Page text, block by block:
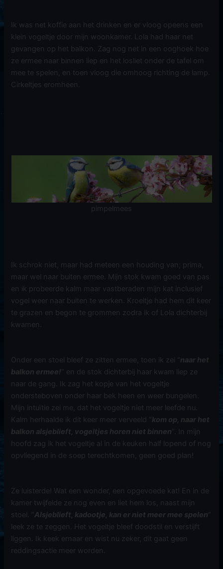
Ik was net koffie aan het drinken en er vloog opeens een
klein vogeltje door mijn woonkamer. Lola had haar net
gevangen op het balkon. Zag nog net in een ooghoek hoe
ze ermee naar binnen liep en het losliet onder de tafel om
mee te spelen, en toen vloog die omhoog richting de lamp.
Cirkeltjes eromheen.
pimpelmees
Ik schrok niet, maar had meteen een houding van; prima,
maar wel naar buiten ermee. Mijn stok kwam goed van pas
en ik probeerde kalm maar vastberaden mijn kat inclusief
vogel weer naar buiten te werken. Kroeltje had hem dit keer
te grazen en begon te grommen zodra ik of Lola dichterbij
kwamen.
Onder een stoel bleef ze zitten ermee, toen ik zei “naar het
balkon ermee!” en de stok dichterbij haar kwam liep ze
naar de gang. Ik zag het kopje van het vogeltje
ondersteboven onder haar bek heen en weer bungelen.
Mijn intuïtie zei me, dat het vogeltje niet meer leefde nu.
Kalm herhaalde ik dit keer meer verveeld “kom op, naar het
balkon alsjeblieft, vogeltjes horen niet binnen“. In mijn
hoofd zag ik het vogeltje al in de keuken half lopend of nog
opvliegend in de soep terechtkomen, geen goed plan!
Ze luisterde! Wat een wonder, een opgevoede kat! En in de
kamer twijfelde ze nog even en liet hem los, naast mijn
stoel. “Alsjeblieft, kadootje, kan er niet meer mee spelen”
leek ze te zeggen. Het vogeltje bleef doodstil en verstijft
liggen. Ik keek ernaar en wist nu zeker, dit gaat geen
reddingsactie meer worden.